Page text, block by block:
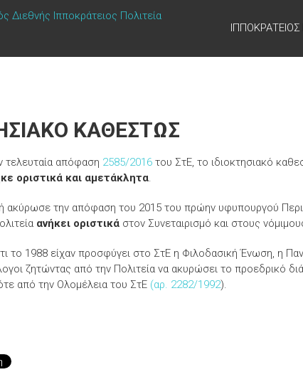
ΙΠΠΟΚΡΑΤΕΙΟΣ
ΚΑΘΕΣΤΩΣ
τελευταία απόφαση 2585/2016 του ΣτΕ, το ιδιοκτησιακό
οριστικά και αμετάκλητα.
ακύρωσε την απόφαση του 2015 του πρώην υφυπουργού
ανήκει οριστικά στον Συνεταιρισμό και στους
το 1988 είχαν προσφύγει στο ΣτΕ η Φιλοδασική Ένωση, η
ζητώντας από την Πολιτεία να ακυρώσει το προεδρικό
από την Ολομέλεια του ΣτΕ (αρ. 2282/1992).